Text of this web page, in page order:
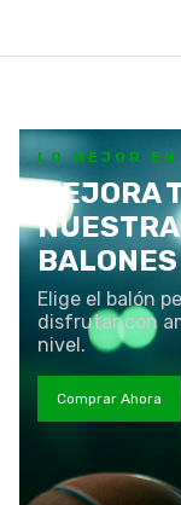
LO MEJOR
MEJORA
BALONES
Elige el balón
disfrutar con
nivel.
Comprar Ahora